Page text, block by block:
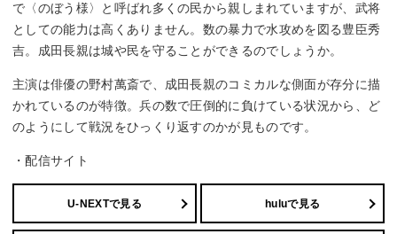
で〈のぼう様〉と呼ばれ多くの民から親しまれていますが、武将
としての能力は高くありません。数の暴力で水攻めを図る豊臣秀
吉。成田長親は城や民を守ることができるのでしょうか。
主演は俳優の野村萬斎で、成田長親のコミカルな側面が存分に描
かれているのが特徴。兵の数で圧倒的に負けている状況から、ど
のようにして戦況をひっくり返すのかが見ものです。
・配信サイト
U-NEXTで見る huluで見る